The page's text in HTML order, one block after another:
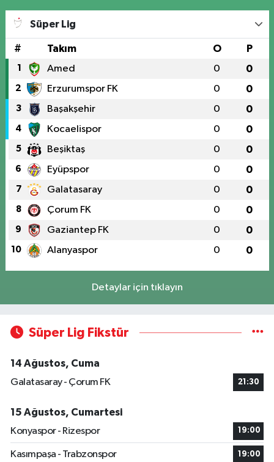
Süper Lig
# Takım O P
1 Amed 0 0
2 Erzurumspor FK 0 0
3 Başakşehir 0 0
4 Kocaelispor 0 0
5 Beşiktaş 0 0
6 Eyüpspor 0 0
7 Galatasaray 0 0
8 Çorum FK 0 0
9 Gaziantep FK 0 0
10 Alanyaspor 0 0
Detaylar için tıklayın
Süper Lig Fikstür
14 Ağustos, Cuma
Galatasaray - Çorum FK
21:30
15 Ağustos, Cumartesi
Konyaspor - Rizespor
19:00
Kasımpaşa - Trabzonspor 19:00